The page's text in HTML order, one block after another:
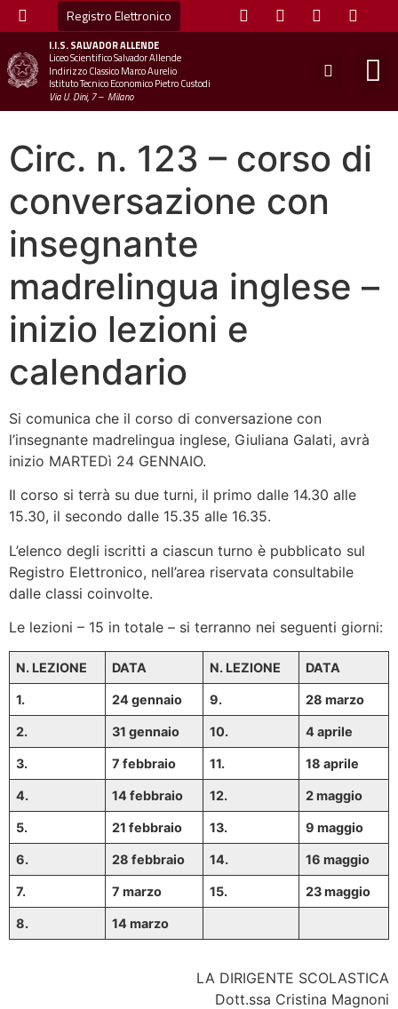
Registro Elettronico
I.I.S.SALVADOR ALLENDE
Liceo Scientifico Salvador Allende
Indirizzo Classico Marco Aurelio
Istituto Tecnico Economico Pietro Custodi
Via U. Dini, 7 – Milano
Circ. n. 123 – corso di
conversazione con
insegnante
madrelingua inglese –
inizio lezioni e
calendario
Si comunica che il corso di conversazione con
l’insegnante madrelingua inglese, Giuliana Galati, avrà
inizio MARTEDì 24 GENNAIO.
Il corso si terrà su due turni, il primo dalle 14.30 alle
15.30, il secondo dalle 15.35 alle 16.35.
L’elenco degli iscritti a ciascun turno è pubblicato sul
Registro Elettronico, nell’area riservata consultabile
dalle classi coinvolte.
Le lezioni – 15 in totale – si terranno nei seguenti giorni:
N. LEZIONE DATA N. LEZIONE DATA
1. 24 gennaio 9. 28 marzo
2. 31 gennaio 10. 4 aprile
3. 7 febbraio 11. 18 aprile
4. 14 febbraio 12. 2 maggio
5. 21 febbraio 13. 9 maggio
6. 28 febbraio 14. 16 maggio
7. 7 marzo 15. 23 maggio
8. 14 marzo
LA DIRIGENTE SCOLASTICA
Dott.ssa Cristina Magnoni